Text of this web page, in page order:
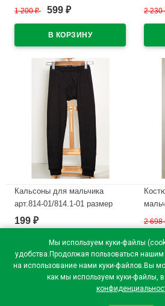
Мы используем куки-файлы
удобства.Продолжая пользоваться
на использование нами куки-файлов.Вы
как мы используем куки-файлы,
арт.2183-01 размер 30/122-
1 200₽ 599 ₽
30/
2 230
Кальсоны для мальчика
арт.814-01/814.1-01 размер
28/116-42/158 100% хлопок
цвет черный
В наличии
199 ₽
34/
цвет
В
2 698